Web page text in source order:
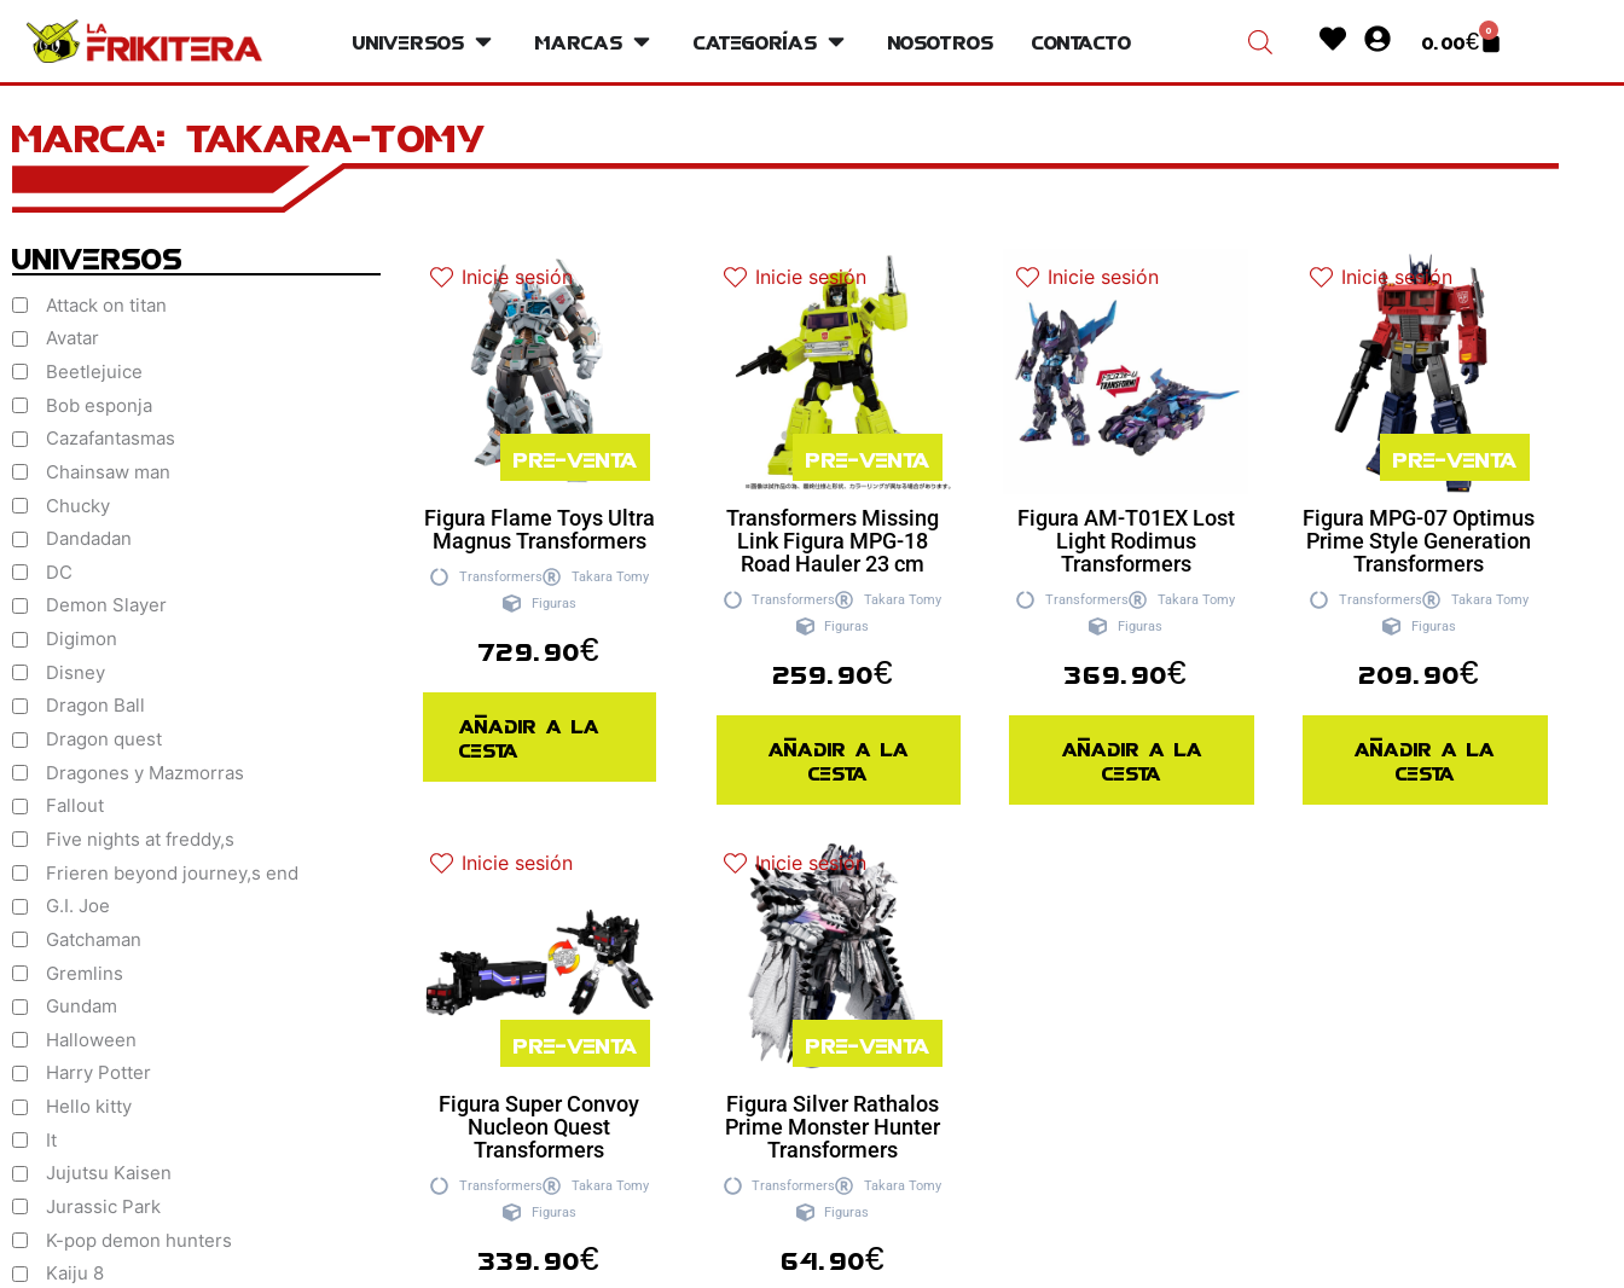
contenido
Universos Open Universos
Marcas Open MarcasCategorías Open Categorías
Nosotros Contacto HeartUser-
circle
0.00€ 0
Cart
Marca: takara-tomy
Universos
Attack on titan
Avatar
Beetlejuice
Bob esponja
Cazafantasmas
Chainsaw man
Chucky
Dandadan
DC
Demon Slayer
Digimon
Disney
Dragon Ball
Dragon quest
Dragones y Mazmorras
Fallout
Five nights at freddy,s
Frieren beyond journey,s end
G.I. Joe
Gatchaman
Gremlins
Gundam
Halloween
Harry Potter
Hello kitty
It
Jujutsu Kaisen
Jurassic Park
K-pop demon hunters
Kaiju 8
Inicie sesión
Pre-venta
Figura Flame Toys Ultra
Magnus Transformers
Transformers
Takara Tomy
Figuras
729.90€
Añadir a la
cesta
Inicie sesión
Pre-venta
Transformers Missing
Link Figura MPG-18
Road Hauler 23 cm
Transformers
Takara Tomy
Figuras
259.90€
Añadir a la
cesta
Inicie sesión
Figura AM-T01EX Lost
Light Rodimus
Transformers
Transformers
Takara Tomy
Figuras
369.90€
Añadir a la
cesta
Inicie sesión
Pre-venta
Figura MPG-07 Optimus
Prime Style Generation
Transformers
Transformers
Takara Tomy
Figuras
209.90€
Añadir a la
cesta
Inicie sesión
Pre-venta
Figura Super Convoy
Nucleon Quest
Transformers
Transformers
Takara Tomy
Figuras
339.90€
Inicie sesión
Pre-venta
Figura Silver Rathalos
Prime Monster Hunter
Transformers
Transformers
Takara Tomy
Figuras
64.90€